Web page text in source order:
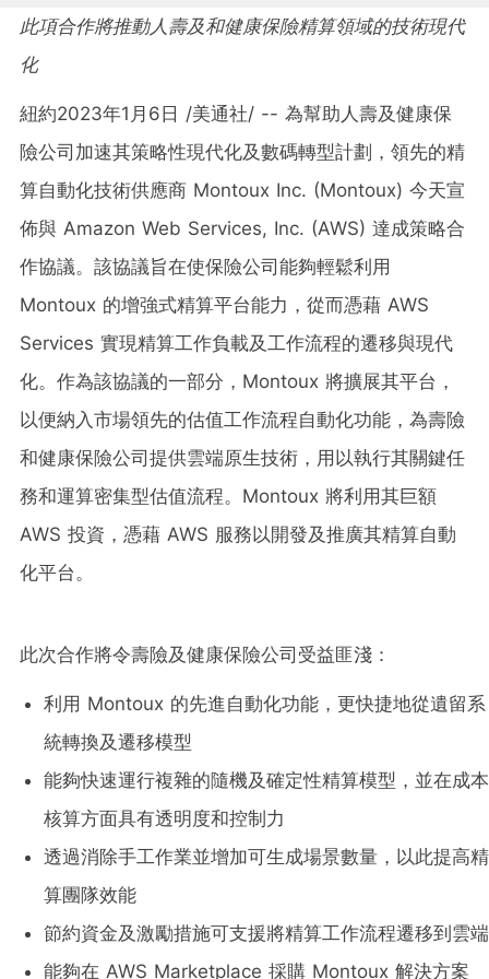
此項合作將推動人壽及和健康保險精算領域的技術現代
化
紐約2023年1月6日 /美通社/ -- 為幫助人壽及健康保
險公司加速其策略性現代化及數碼轉型計劃，領先的精
算自動化技術供應商 Montoux Inc. (Montoux) 今天宣
佈與 Amazon Web Services, Inc. (AWS) 達成策略合
作協議。該協議旨在使保險公司能夠輕鬆利用
Montoux 的增強式精算平台能力，從而憑藉 AWS
Services 實現精算工作負載及工作流程的遷移與現代
化。作為該協議的一部分，Montoux 將擴展其平台，
以便納入市場領先的估值工作流程自動化功能，為壽險
和健康保險公司提供雲端原生技術，用以執行其關鍵任
務和運算密集型估值流程。Montoux 將利用其巨額
AWS 投資，憑藉 AWS 服務以開發及推廣其精算自動
化平台。
此次合作將令壽險及健康保險公司受益匪淺：
利用 Montoux 的先進自動化功能，更快捷地從遺留系
統轉換及遷移模型
能夠快速運行複雜的隨機及確定性精算模型，並在成本
核算方面具有透明度和控制力
透過消除手工作業並增加可生成場景數量，以此提高精
算團隊效能
節約資金及激勵措施可支援將精算工作流程遷移到雲端
能夠在 AWS Marketplace 採購 Montoux 解決方案